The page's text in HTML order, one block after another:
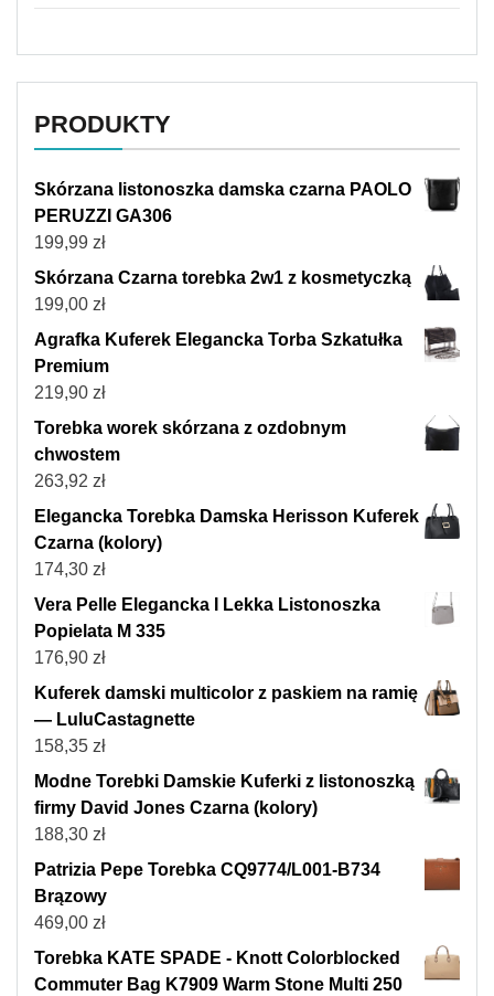
PRODUKTY
Skórzana listonoszka damska czarna PAOLO
PERUZZI GA306
199,99 zł
Skórzana Czarna torebka 2w1 z kosmetyczką
199,00 zł
Agrafka Kuferek Elegancka Torba Szkatułka
Premium
219,90 zł
Torebka worek skórzana z ozdobnym
chwostem
263,92 zł
Elegancka Torebka Damska Herisson Kuferek
Czarna (kolory)
174,30 zł
Vera Pelle Elegancka I Lekka Listonoszka
Popielata M 335
176,90 zł
Kuferek damski multicolor z paskiem na ramię
— LuluCastagnette
158,35 zł
Modne Torebki Damskie Kuferki z listonoszką
firmy David Jones Czarna (kolory)
188,30 zł
Patrizia Pepe Torebka CQ9774/L001-B734
Brązowy
469,00 zł
Torebka KATE SPADE - Knott Colorblocked
Commuter Bag K7909 Warm Stone Multi 250